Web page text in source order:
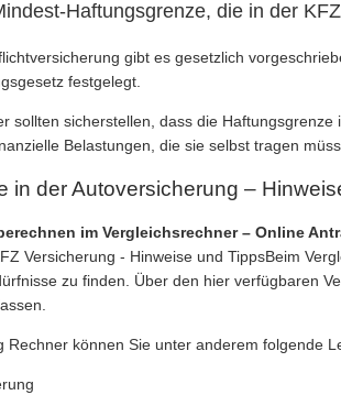
Haftungsgrenze, die in der
gibt es gesetzlich
festgelegt.
sollten sicherstellen, dass die
Belastungen, die sie selbst tragen
in der Autoversicherung –
im Vergleichsrechner – Online
Beim
zu finden. Über den hier verfügbaren
Rechner können Sie unter anderem folgende